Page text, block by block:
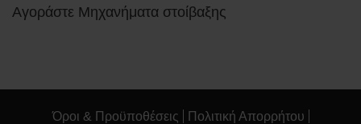
Αγοράστε Μηχανήματα στοίβαξης
Όροι & Προϋποθέσεις Πολιτική Απορρήτου